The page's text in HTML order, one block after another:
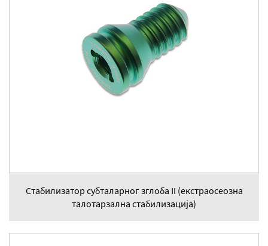
Стабилизатор субталарног зглоба II (екстраосеозна
талотарзална стабилизација)